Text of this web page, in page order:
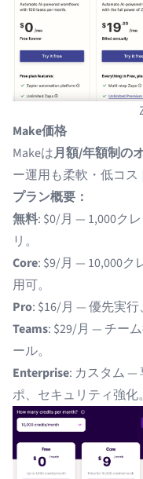
Make価格
Makeは月額/年額制の
ー運用も柔軟・低コス
プラン概要：
無料: $0/月 — 1,000ク
リ。
Core: $9/月 — 10,000ク
用可。
Pro: $16/月 — 優先実行
Teams: $29/月 — チー
ール。
Enterprise: カスタム —
ポ、セキュリティ強化。